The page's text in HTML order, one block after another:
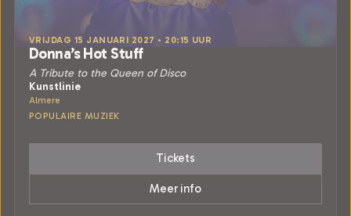
VRIJDAG 15 JANUARI 2027 • 20:15 UUR
Donna’s Hot Stuff
A Tribute to the Queen of Disco
Kunstlinie
Almere
POPULAIRE MUZIEK
Tickets
Meer info